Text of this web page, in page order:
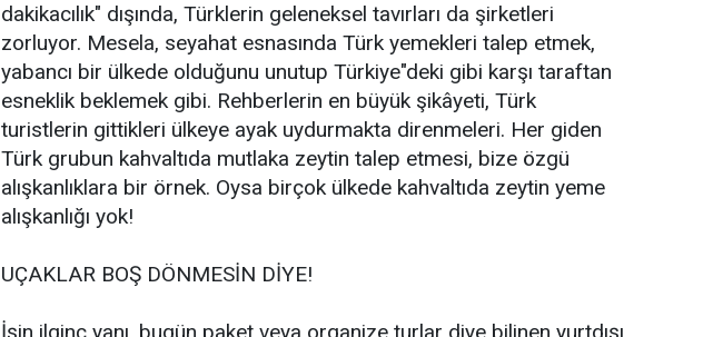
dakikacılık" dışında, Türklerin geleneksel tavırları da şirketleri
zorluyor. Mesela, seyahat esnasında Türk yemekleri talep etmek,
yabancı bir ülkede olduğunu unutup Türkiye"deki gibi karşı taraftan
esneklik beklemek gibi. Rehberlerin en büyük şikâyeti, Türk
turistlerin gittikleri ülkeye ayak uydurmakta direnmeleri. Her giden
Türk grubun kahvaltıda mutlaka zeytin talep etmesi, bize özgü
alışkanlıklara bir örnek. Oysa birçok ülkede kahvaltıda zeytin yeme
alışkanlığı yok!
UÇAKLAR BOŞ DÖNMESİN DİYE!